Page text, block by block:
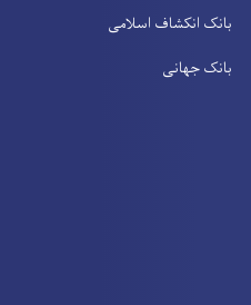
بانک انکشاف اسلامی
بانک جهانی